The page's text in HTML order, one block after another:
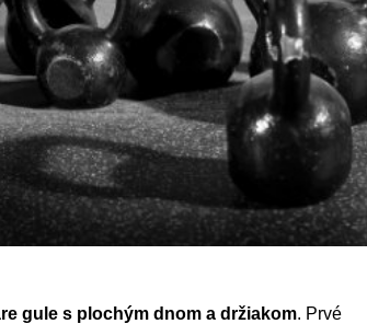
gule s plochým dnom a držiakom. Prvé